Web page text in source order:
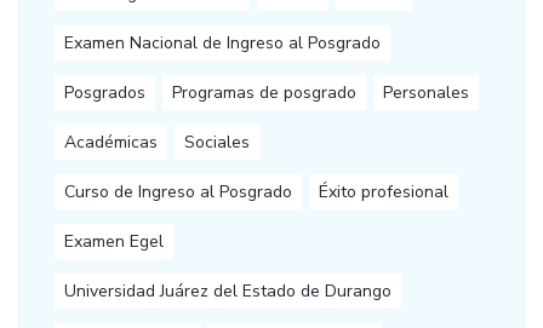
Examen Nacional de Ingreso al Posgrado
Posgrados Programas de posgrado Personales
Académicas Sociales
Curso de Ingreso al Posgrado Éxito profesional
Examen Egel
Universidad Juárez del Estado de Durango